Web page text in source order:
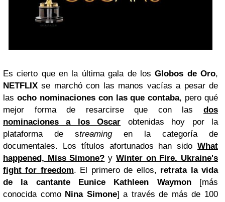
Es cierto que en la última gala de losGlobos de Oro,
NETFLIX se marchó con las manos vacías a pesar de
las ocho nominaciones con las que contaba, pero qué
mejor forma de resarcirse que con las dos
nominaciones a los Oscar obtenidas hoy por la
plataforma de streamingen la categoría de
documentales. Los títulos afortunados han sido What
happened, Miss Simone? y Winter on Fire. Ukraine's
fight for freedom. El primero de ellos, retrata la vida
de la cantante
Eunice Kathleen Waymon[más
conocida como Nina Simone] a través de más de 100